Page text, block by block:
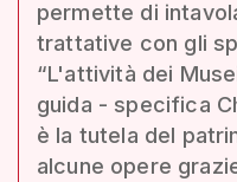
permette di
trattative con gli
“L'attività dei
guida - specifica
è la tutela del
alcune opere